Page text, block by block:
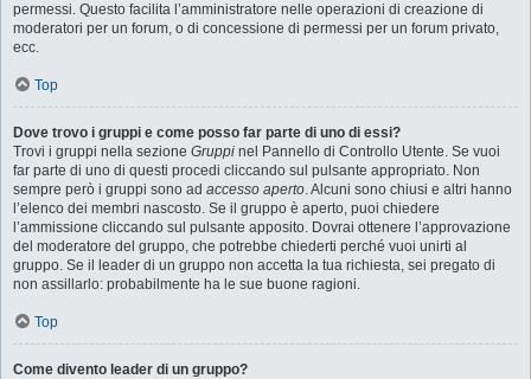
permessi. Questo facilita l’amministratore nelle operazioni di creazione di
moderatori per un forum, o di concessione di permessi per un forum privato,
ecc.
Top
Dove trovo i gruppi e come posso far parte di uno di essi?
Trovi i gruppi nella sezione Gruppi nel Pannello di Controllo Utente. Se vuoi
far parte di uno di questi procedi cliccando sul pulsante appropriato. Non
sempre però i gruppi sono ad accesso aperto. Alcuni sono chiusi e altri hanno
l’elenco dei membri nascosto. Se il gruppo è aperto, puoi chiedere
l’ammissione cliccando sul pulsante apposito. Dovrai ottenere l’approvazione
del moderatore del gruppo, che potrebbe chiederti perché vuoi unirti al
gruppo. Se il leader di un gruppo non accetta la tua richiesta, sei pregato di
non assillarlo: probabilmente ha le sue buone ragioni.
Top
Come divento leader di un gruppo?